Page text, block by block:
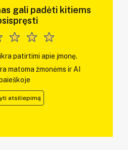
gali padėti kitiems
patirtimi apie įmonę.
matoma žmonėms ir AI
atsiliepimą